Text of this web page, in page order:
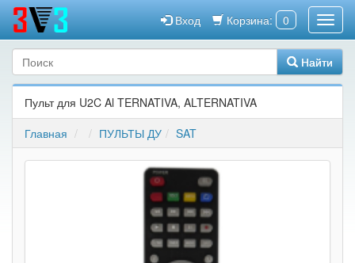
Корзина: 0
Вход
Найти
Пульт для U2C Al TERNATIVA, ALTERNATIVA
Главная
ПУЛЬТЫ ДУ SAT